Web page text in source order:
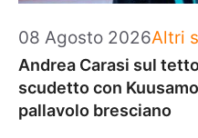
08 Agosto 2026Altri
Andrea Carasi sul
scudetto con
pallavolo bresciano